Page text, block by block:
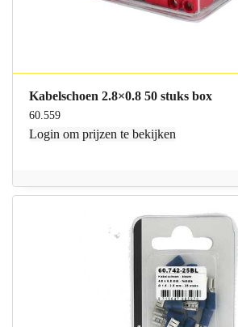
Kabelschoen 2.8×0.8 50 stuks box
60.559
Login om prijzen te bekijken